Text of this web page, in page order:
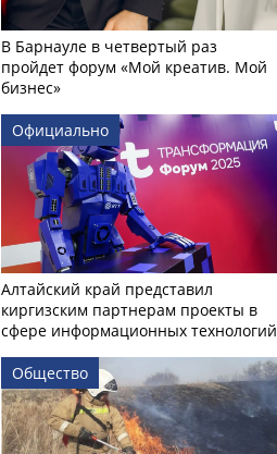
В Барнауле в четвертый раз
пройдет форум «Мой креатив. Мой
бизнес»
Официально
Алтайский край представил
киргизским партнерам проекты в
сфере информационных технологий
Общество